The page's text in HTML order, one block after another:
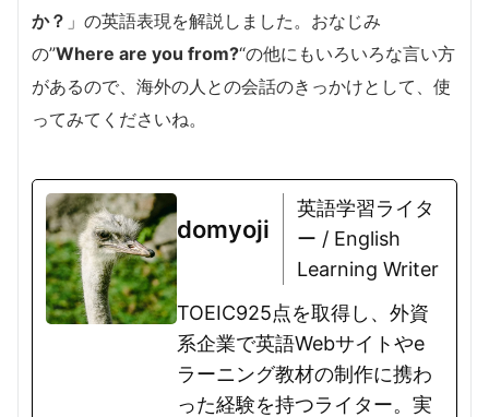
か？ 」の英語表現を解説しました。おなじみ
の”Where are you from?“の他にもいろいろな言い方
があるので、海外の人との会話のきっかけとして、使
ってみてくださいね。
domyoji
英語学習ライタ
ー / English
Learning Writer
TOEIC925点を取得し、外資
系企業で英語Webサイトやe
ラーニング教材の制作に携わ
った経験を持つライター。実